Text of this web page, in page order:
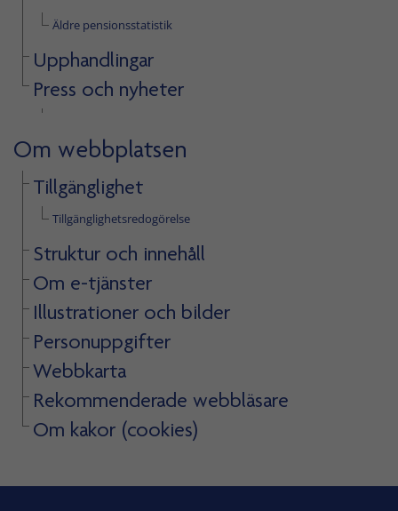
Äldre pensionsstatistik
Upphandlingar
Press och nyheter
Om webbplatsen
Tillgänglighet
Tillgänglighetsredogörelse
Struktur och innehåll
Om e-tjänster
Illustrationer och bilder
Personuppgifter
Webbkarta
Rekommenderade webbläsare
Om kakor (cookies)